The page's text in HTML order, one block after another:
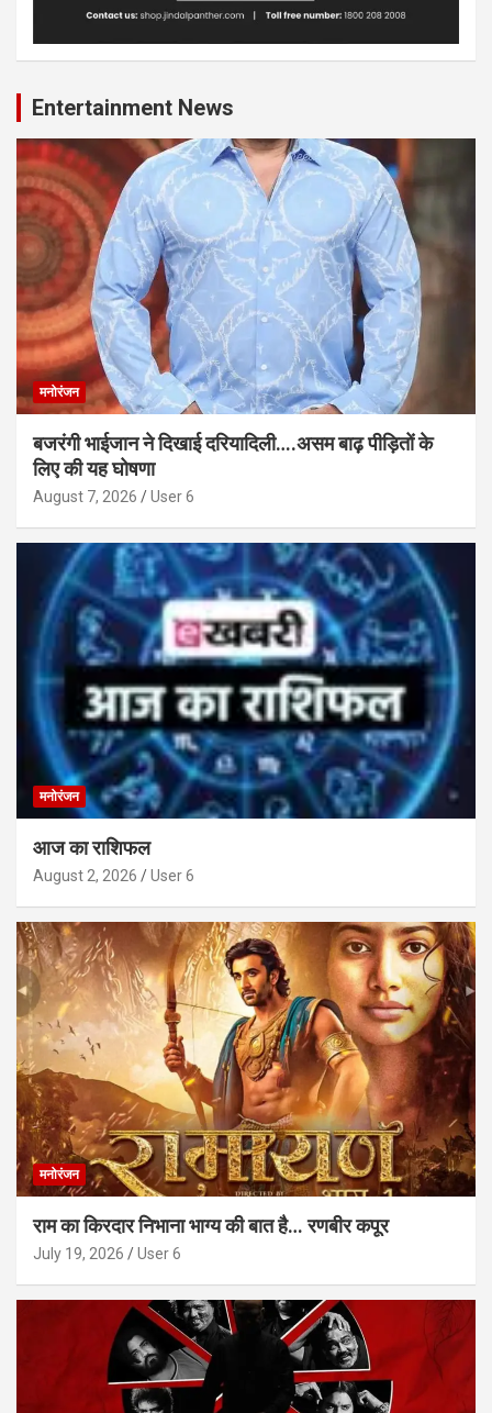
Entertainment News
मनोरंजन
बजरंगी भाईजान ने दिखाई दरियादिली….असम बाढ़ पीड़ितों के
लिए की यह घोषणा
August 7, 2026 User 6
मनोरंजन
आज का राशिफल
August 2, 2026 User 6
मनोरंजन
राम का किरदार निभाना भाग्य की बात है… रणबीर कपूर
July 19, 2026 User 6